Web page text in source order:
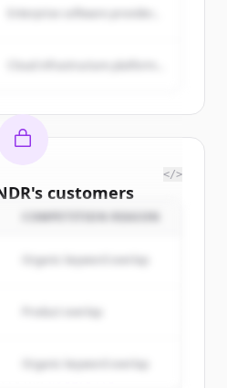
's customers
to view allcustomers
trial credits to
ช่ไหม
</>
COMPETITION REASON
Organic keyword overlap
Organic keyword overlap